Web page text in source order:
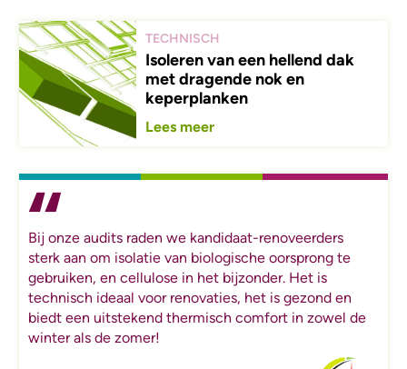
TECHNISCH
Isoleren van een hellend dak
met dragende nok en
keperplanken
Lees meer
Bij onze audits raden we kandidaat-renoveerders
sterk aan om isolatie van biologische oorsprong te
gebruiken, en cellulose in het bijzonder. Het is
technisch ideaal voor renovaties, het is gezond en
biedt een uitstekend thermisch comfort in zowel de
winter als de zomer!